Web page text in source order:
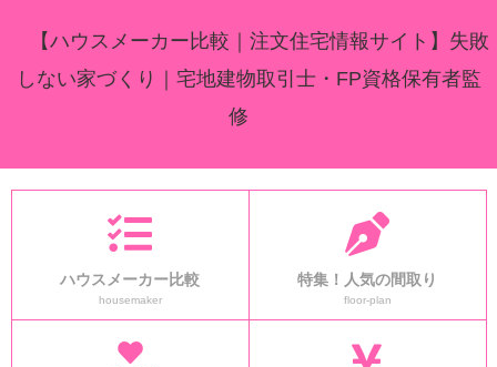
【ハウスメーカー比較｜注文住宅情報サイト】失敗
しない家づくり｜宅地建物取引士・FP資格保有者監
修
ハウスメーカー比較
housemaker
特集！人気の間取り
floor-plan